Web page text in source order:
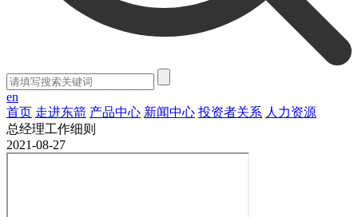
en
首页 走进东箭 产品中心 新闻中心 投资者关系 人力资源
总经理工作细则
2021-08-27